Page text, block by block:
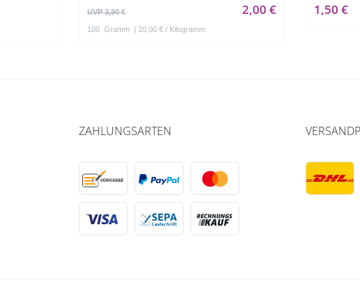
UVP 3,90 € 2,00 €
100 Gramm | 20,00 € / Kilogramm
1,50 €
ZAHLUNGSARTEN